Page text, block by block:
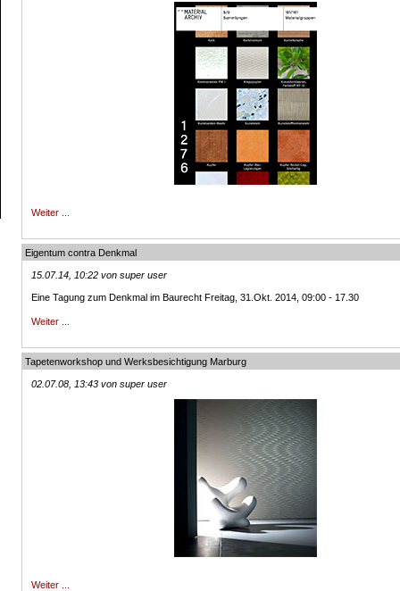
Weiter ...
Eigentum contra Denkmal
15.07.14, 10:22 von super user
Eine Tagung zum Denkmal im Baurecht Freitag, 31.Okt. 2014, 09:00 - 17.30
Weiter ...
Tapetenworkshop und Werksbesichtigung Marburg
02.07.08, 13:43 von super user
Weiter ...